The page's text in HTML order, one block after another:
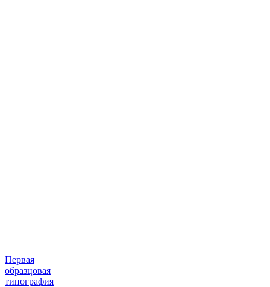
Первая
образцовая
типография